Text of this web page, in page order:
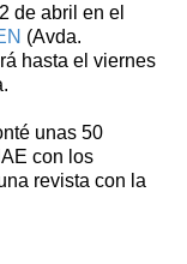
de abril en el
(Avda.
hasta el viernes
unas 50
con los
revista con la